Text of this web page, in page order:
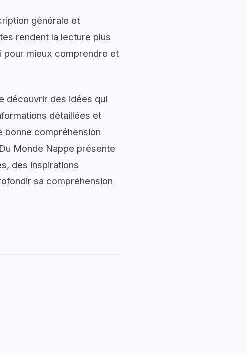
générale et
rendent la lecture plus
pour mieux comprendre et
découvrir des idées qui
détaillées et
bonne compréhension
Monde Nappe présente
des inspirations
sa compréhension